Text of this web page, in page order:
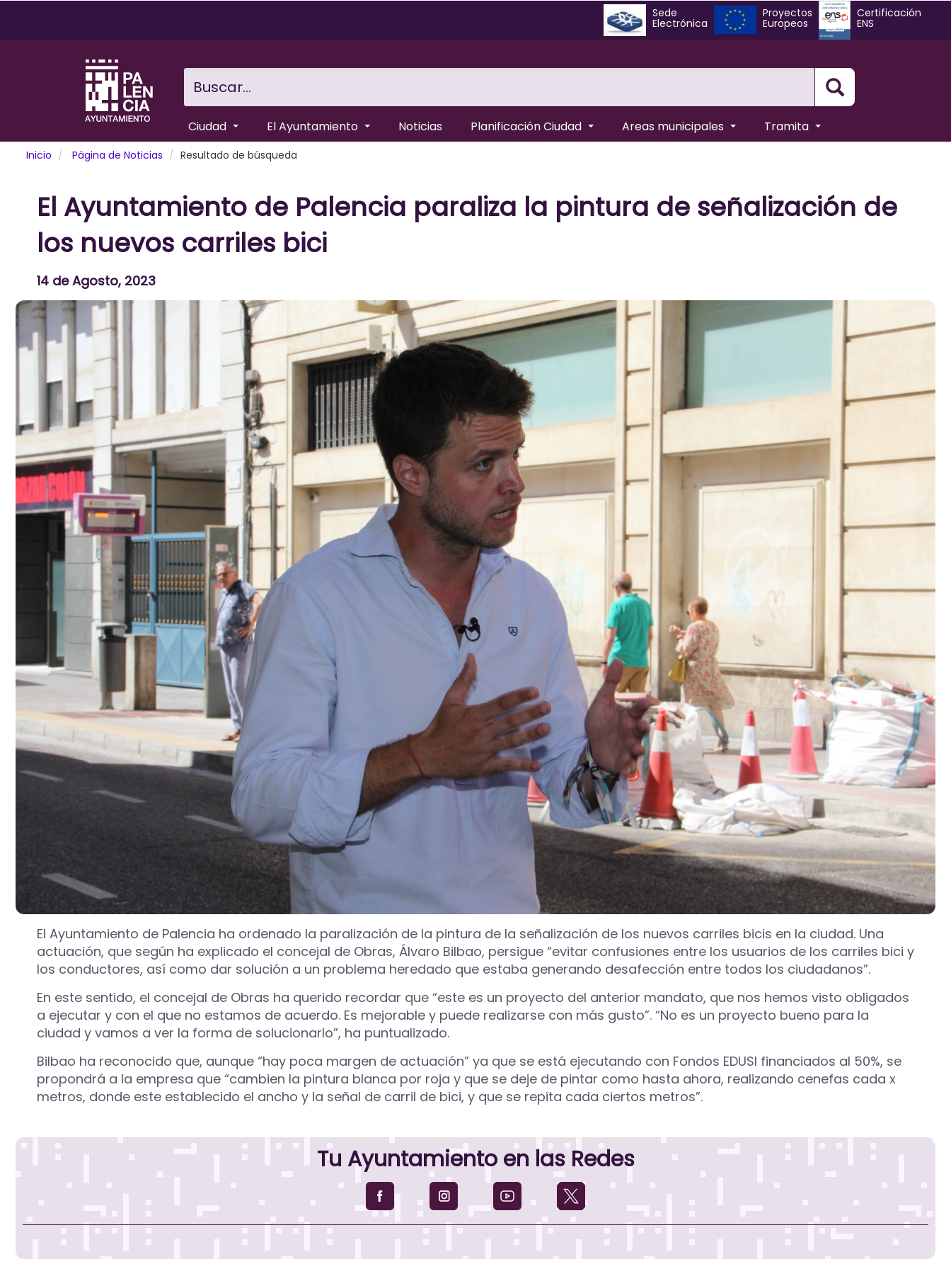
Sede
Electrónica
Proyectos
Europeos
Certificación
ENS
Busqueda
Ciudad El Ayuntamiento Noticias Planificación Ciudad Areas municipales Tramita
Inicio Página de Noticias Resultado de búsqueda
El Ayuntamiento de Palencia paraliza la pintura de señalización de
los nuevos carriles bici
14 de Agosto, 2023
El Ayuntamiento de Palencia ha ordenado la paralización de la pintura de la señalización de los nuevos carriles bicis en la ciudad. Una
actuación, que según ha explicado el concejal de Obras, Álvaro Bilbao, persigue “evitar confusiones entre los usuarios de los carriles bici y
los conductores, así como dar solución a un problema heredado que estaba generando desafección entre todos los ciudadanos”.
En este sentido, el concejal de Obras ha querido recordar que “este es un proyecto del anterior mandato, que nos hemos visto obligados
a ejecutar y con el que no estamos de acuerdo. Es mejorable y puede realizarse con más gusto”. “No es un proyecto bueno para la
ciudad y vamos a ver la forma de solucionarlo”, ha puntualizado.
Bilbao ha reconocido que, aunque “hay poca margen de actuación” ya que se está ejecutando con Fondos EDUSI financiados al 50%, se
propondrá a la empresa que “cambien la pintura blanca por roja y que se deje de pintar como hasta ahora, realizando cenefas cada x
metros, donde este establecido el ancho y la señal de carril de bici, y que se repita cada ciertos metros”.
Tu Ayuntamiento en las Redes